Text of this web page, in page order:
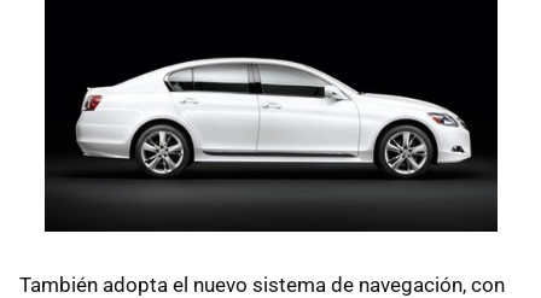
También adopta el nuevo sistema de navegación, con